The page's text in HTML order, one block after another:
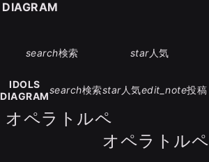
search検索 star人気
IDOLS
DIAGRAM
search検索star人気edit_note投稿
オペラトルペ
オペラトルペ